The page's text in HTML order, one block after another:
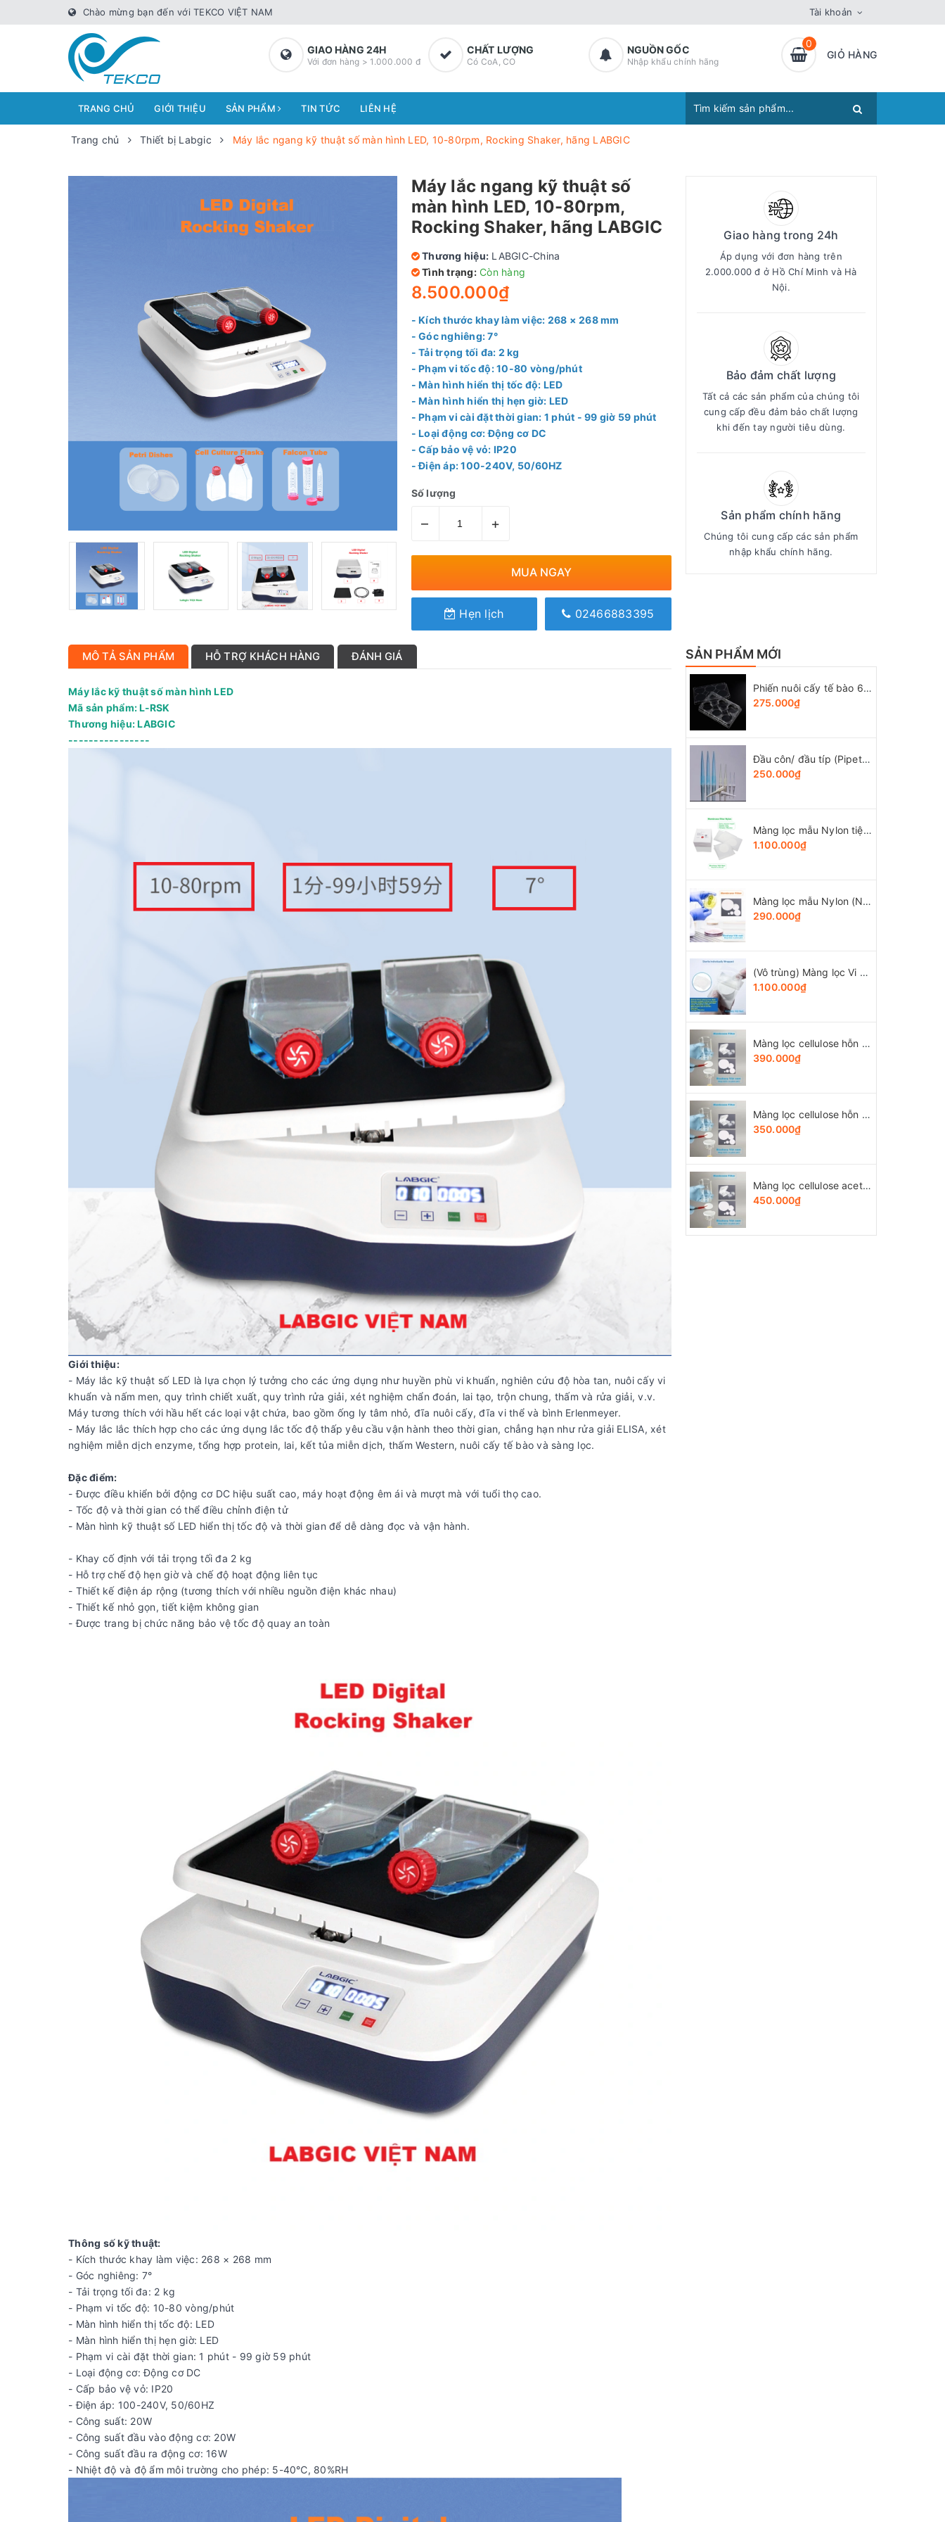
Chào mừng bạn đến với TEKCO VIỆT NAM Tài khoản
GIAO HÀNG 24H
Với đơn hàng > 1.000.000 đ
CHẤT LƯỢNG
Có CoA, CO
NGUỒN GỐC
Nhập khẩu chính hãng
0
GIỎ HÀNG
TRANG CHỦ GIỚI THIỆU SẢN PHẨM TIN TỨC LIÊN HỆ
Trang chủ Thiết bị Labgic Máy lắc ngang kỹ thuật số màn hình LED, 10-80rpm, Rocking Shaker, hãng LABGIC
Máy lắc ngang kỹ thuật số
màn hình LED, 10-80rpm,
Rocking Shaker, hãng LABGIC
Thương hiệu: LABGIC-China
Tình trạng: Còn hàng
8.500.000₫
- Kích thước khay làm việc: 268 × 268 mm
- Góc nghiêng: 7°
- Tải trọng tối đa: 2 kg
- Phạm vi tốc độ: 10-80 vòng/phút
- Màn hình hiển thị tốc độ: LED
- Màn hình hiển thị hẹn giờ: LED
- Phạm vi cài đặt thời gian: 1 phút - 99 giờ 59 phút
- Loại động cơ: Động cơ DC
- Cấp bảo vệ vỏ: IP20
- Điện áp: 100-240V, 50/60HZ
Số lượng
– +
MUA NGAY
Hẹn lịch 02466883395
Giao hàng trong 24h
Áp dụng với đơn hàng trên
2.000.000 đ ở Hồ Chí Minh và Hà
Nội.
Bảo đảm chất lượng
Tất cả các sản phẩm của chúng tôi
cung cấp đều đảm bảo chất lượng
khi đến tay người tiêu dùng.
Sản phẩm chính hãng
Chúng tôi cung cấp các sản phẩm
nhập khẩu chính hãng.
MÔ TẢ SẢN PHẨM HỖ TRỢ KHÁCH HÀNG ĐÁNH GIÁ
Máy lắc kỹ thuật số màn hình LED
Mã sản phẩm: L-RSK
Thương hiệu: LABGIC
----------------
Giới thiệu:
- Máy lắc kỹ thuật số LED là lựa chọn lý tưởng cho các ứng dụng như huyền phù vi khuẩn, nghiên cứu độ hòa tan, nuôi cấy vi
khuẩn và nấm men, quy trình chiết xuất, quy trình rửa giải, xét nghiệm chẩn đoán, lai tạo, trộn chung, thấm và rửa giải, v.v.
Máy tương thích với hầu hết các loại vật chứa, bao gồm ống ly tâm nhỏ, đĩa nuôi cấy, đĩa vi thể và bình Erlenmeyer.
- Máy lắc lắc thích hợp cho các ứng dụng lắc tốc độ thấp yêu cầu vận hành theo thời gian, chẳng hạn như rửa giải ELISA, xét
nghiệm miễn dịch enzyme, tổng hợp protein, lai, kết tủa miễn dịch, thấm Western, nuôi cấy tế bào và sàng lọc.
Đặc điểm:
- Được điều khiển bởi động cơ DC hiệu suất cao, máy hoạt động êm ái và mượt mà với tuổi thọ cao.
- Tốc độ và thời gian có thể điều chỉnh điện tử
- Màn hình kỹ thuật số LED hiển thị tốc độ và thời gian để dễ dàng đọc và vận hành.
- Khay cố định với tải trọng tối đa 2 kg
- Hỗ trợ chế độ hẹn giờ và chế độ hoạt động liên tục
- Thiết kế điện áp rộng (tương thích với nhiều nguồn điện khác nhau)
- Thiết kế nhỏ gọn, tiết kiệm không gian
- Được trang bị chức năng bảo vệ tốc độ quay an toàn
Thông số kỹ thuật:
- Kích thước khay làm việc: 268 × 268 mm
- Góc nghiêng: 7°
- Tải trọng tối đa: 2 kg
- Phạm vi tốc độ: 10-80 vòng/phút
- Màn hình hiển thị tốc độ: LED
- Màn hình hiển thị hẹn giờ: LED
- Phạm vi cài đặt thời gian: 1 phút - 99 giờ 59 phút
- Loại động cơ: Động cơ DC
- Cấp bảo vệ vỏ: IP20
- Điện áp: 100-240V, 50/60HZ
- Công suất: 20W
- Công suất đầu vào động cơ: 20W
- Công suất đầu ra động cơ: 16W
- Nhiệt độ và độ ẩm môi trường cho phép: 5-40℃, 80%RH
SẢN PHẨM MỚI
Phiến nuôi cấy tế bào 6 giếng, tiệt trùng 1 cái/túi (Cell Culture Plates), mã 07-6006, Biologix-USA
275.000₫
Đầu côn/ đầu típ (Pipette tips), 10-1250ul, túi 1000 cái, hãng LabSelect
250.000₫
Màng lọc mẫu Nylon tiệt trùng (Ny) đk 47mm/0.22µm-0.45µm, 4x25 chiếc/hộp, hãng Biosharp
1.100.000₫
Màng lọc mẫu Nylon (Ny) đk 13-50mm/0.22µm-0.45µm, 4x25 chiếc/hộp, hãng Biosharp
290.000₫
(Vô trùng) Màng lọc Vi Sinh (MCE), đk 47 và 50mm/0.8μm-0.22µm-0.45μm, 100 chiếc/hộp, Biosharp
1.100.000₫
Màng lọc cellulose hỗn hợp (MCE) đk 13-50mm/0.45µm, 4x25 chiếc/hộp, hãng Biosharp
390.000₫
Màng lọc cellulose hỗn hợp (MCE) đk 13-50mm/0.22µm, 4x25 chiếc/hộp, hãng Biosharp
350.000₫
Màng lọc cellulose acetate (CA) đk 13-50mm/0.45µm, 4x25 chiếc/hộp, hãng Biosharp
450.000₫